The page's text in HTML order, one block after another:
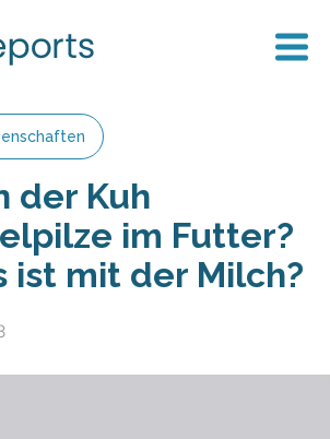
der Kuh
im Futter?
ist mit der Milch?